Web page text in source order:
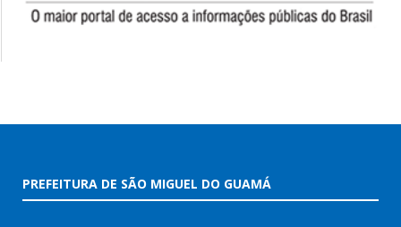
PREFEITURA DE SÃO MIGUEL DO GUAMÁ